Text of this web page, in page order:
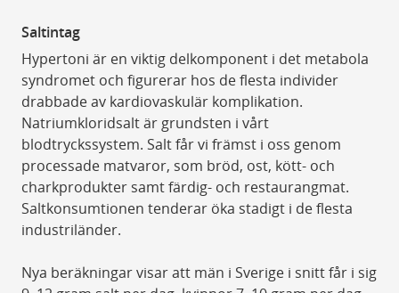
Saltintag
Hypertoni är en viktig delkomponent i det metabola
syndromet och figurerar hos de flesta individer
drabbade av kardiovaskulär komplikation.
Natriumkloridsalt är grundsten i vårt
blodtryckssystem. Salt får vi främst i oss genom
processade matvaror, som bröd, ost, kött- och
charkprodukter samt färdig- och restaurangmat.
Saltkonsumtionen tenderar öka stadigt i de flesta
industriländer.
Nya beräkningar visar att män i Sverige i snitt får i sig